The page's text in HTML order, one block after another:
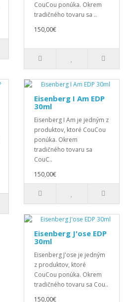
CouCou ponúka. Okrem
tradičného tovaru sa ..
150,00€
Eisenberg I Am EDP
30ml
Eisenberg I Am je jedným z
produktov, ktoré CouCou
ponúka. Okrem
tradičného tovaru sa
CouC..
150,00€
Eisenberg J'ose EDP
30ml
Eisenberg J'ose je jedným
z produktov, ktoré
CouCou ponúka. Okrem
tradičného tovaru sa Cou..
150,00€